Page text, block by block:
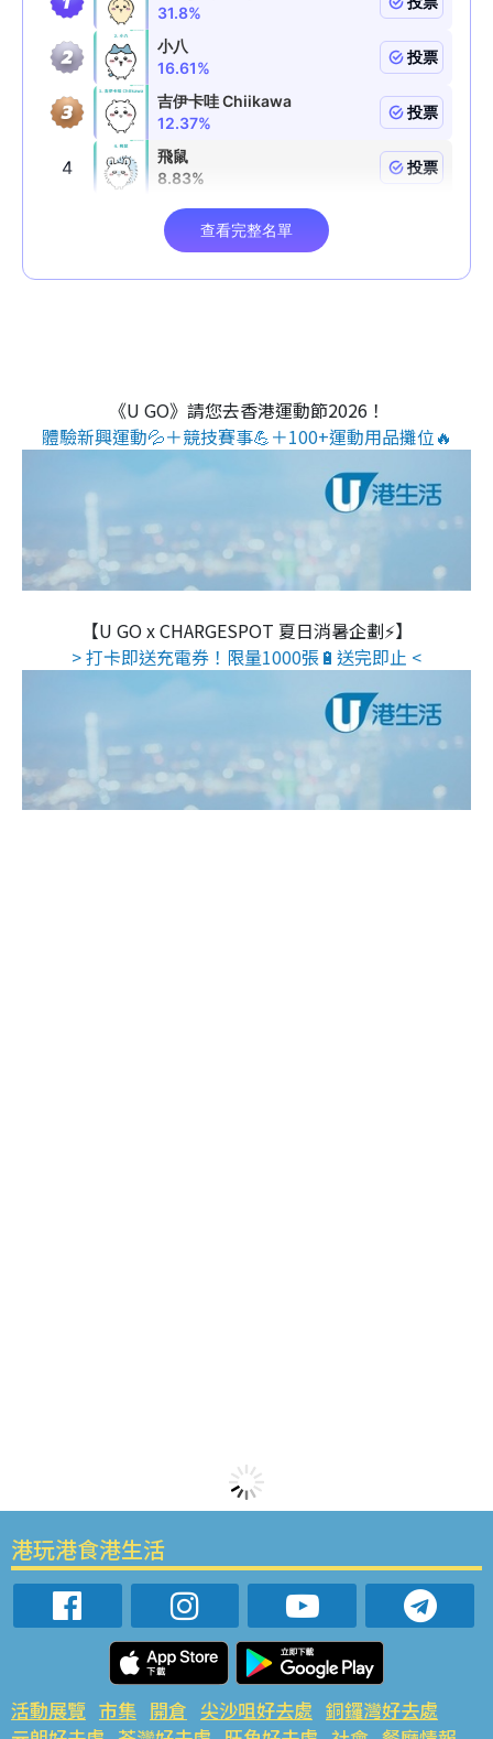
《U GO》請您去香港運動節2026！
體驗新興運動💦＋競技賽事💪＋100+運動用品攤位🔥
【U GO x CHARGESPOT 夏日消暑企劃⚡】
> 打卡即送充電券！限量1000張🔋送完即止 <
港玩港食港生活
活動展覽 市集 開倉 尖沙咀好去處 銅鑼灣好去處